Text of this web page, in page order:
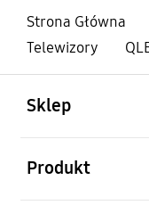
Strona Główna
Telewizory
Sklep
Produkt